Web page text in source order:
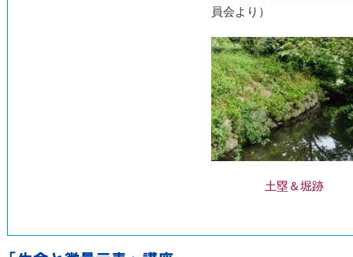
員会より）
土塁＆堀跡